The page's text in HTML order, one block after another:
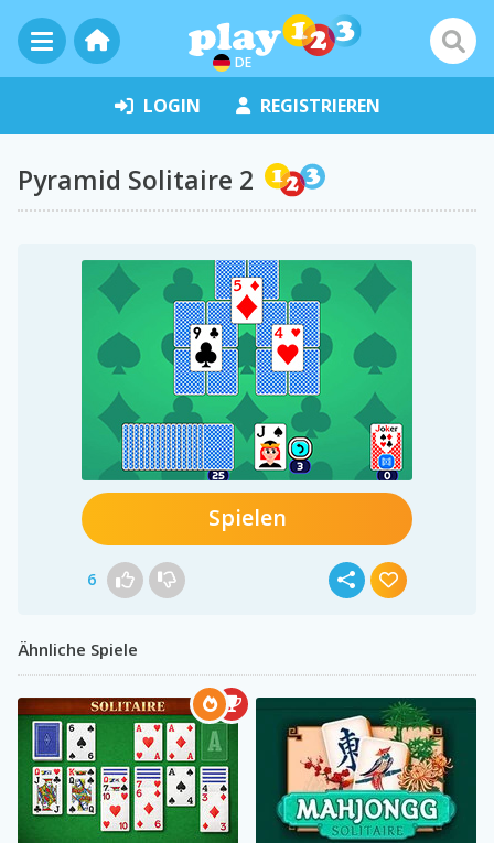
DE
LOGIN REGISTRIEREN
Pyramid Solitaire 2
Spielen
6
Ähnliche Spiele